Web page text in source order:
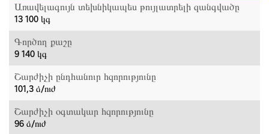
Առավելագույն տեխնիկապես թույլատրելի զանգվածը
13 100 կգ
Գործող քաշը
9 140 կգ
Շարժիչի ընդհանուր հզորությունը
101,3 ձ/ուժ
Շարժիչի օգտակար հզորությունը
96 ձ/ուժ